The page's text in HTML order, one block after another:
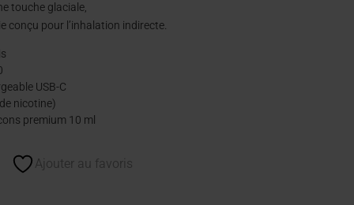
touche glaciale,
conçu pour l’inhalation indirecte.
USB-C
nicotine)
premium 10 ml
Ajouter au favoris